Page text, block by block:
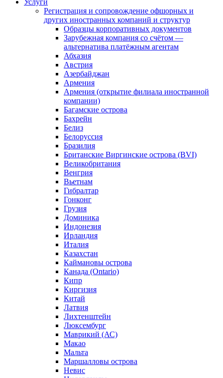
Услуги
Регистрация и сопровождение офшорных и
других иностранных компаний и структур
Образцы корпоративных документов
Зарубежная компания со счётом —
альтернатива платёжным агентам
Абхазия
Австрия
Азербайджан
Армения
Армения (открытие филиала иностранной
компании)
Багамские острова
Бахрейн
Белиз
Белоруссия
Бразилия
Британские Виргинские острова (BVI)
Великобритания
Венгрия
Вьетнам
Гибралтар
Гонконг
Грузия
Доминика
Индонезия
Ирландия
Италия
Казахстан
Каймановы острова
Канада (Ontario)
Кипр
Киргизия
Китай
Латвия
Лихтенштейн
Люксембург
Маврикий (АС)
Макао
Мальта
Маршалловы острова
Нeвис